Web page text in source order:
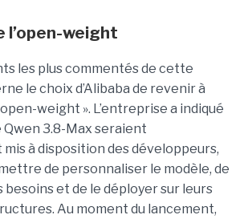
l’open-weight
les plus commentés de cette
le choix d’Alibaba de revenir à
weight ». L’entreprise a indiqué
Qwen 3.8-Max seraient
à disposition des développeurs,
de personnaliser le modèle, de
besoins et de le déployer sur leurs
Au moment du lancement,